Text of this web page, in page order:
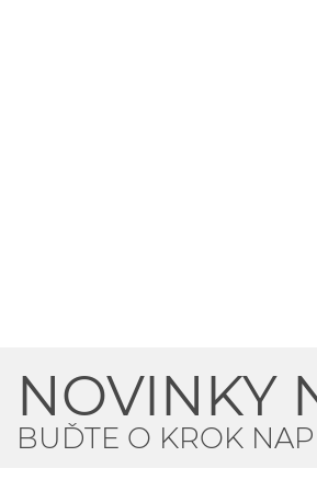
NOVINKY
BUĎTE O KROK